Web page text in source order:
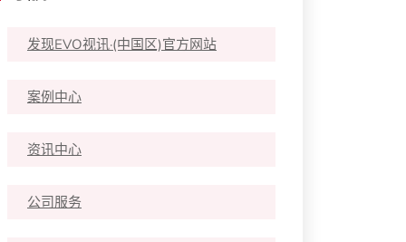
发现EVO视讯·(中国区)官方网站
案例中心
资讯中心
公司服务